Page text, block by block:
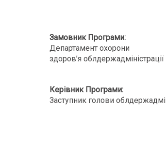
Замовник Програми:
Департамент охорони
здоров’я
Керівник Програми:
Заступник голови